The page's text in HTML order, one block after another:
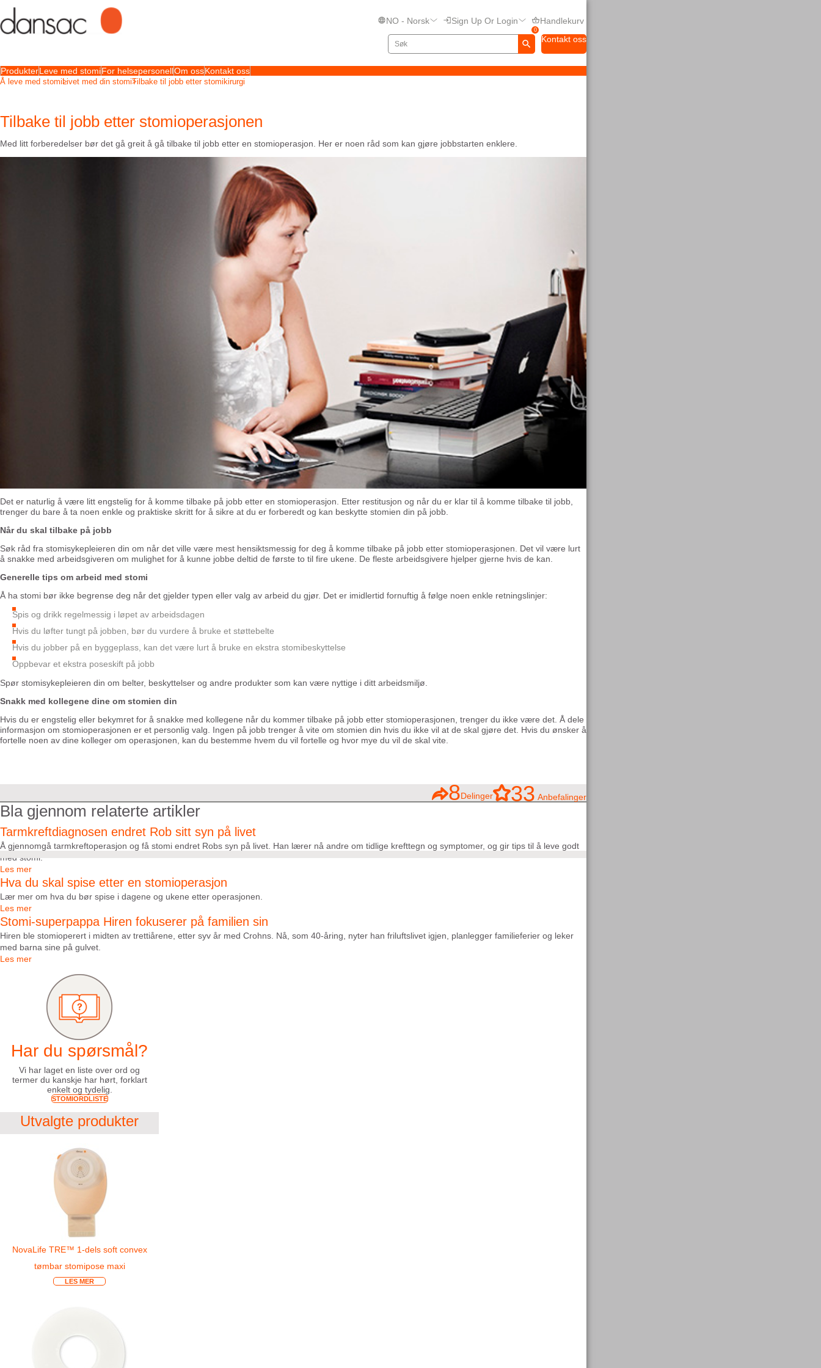
NO - Norsk Sign Up Or Login
0
Handlekurv
Kontakt oss
ProdukterLeve med stomiFor helsepersonellOm ossKontakt oss
Å leve med stomiLivet med din stomiTilbake til jobb etter stomikirurgi
Tilbake til jobb etter stomioperasjonen
Med litt forberedelser bør det gå greit å gå tilbake til jobb etter en stomioperasjon. Her er noen råd som kan gjøre jobbstarten enklere.
Det er naturlig å være litt engstelig for å komme tilbake på jobb etter en stomioperasjon. Etter restitusjon og når du er klar til å komme tilbake til jobb,
trenger du bare å ta noen enkle og praktiske skritt for å sikre at du er forberedt og kan beskytte stomien din på jobb.
Når du skal tilbake på jobb
Søk råd fra stomisykepleieren din om når det ville være mest hensiktsmessig for deg å komme tilbake på jobb etter stomioperasjonen. Det vil være lurt
å snakke med arbeidsgiveren om mulighet for å kunne jobbe deltid de første to til fire ukene. De fleste arbeidsgivere hjelper gjerne hvis de kan.
Generelle tips om arbeid med stomi
Å ha stomi bør ikke begrense deg når det gjelder typen eller valg av arbeid du gjør. Det er imidlertid fornuftig å følge noen enkle retningslinjer:
Spis og drikk regelmessig i løpet av arbeidsdagen
Hvis du løfter tungt på jobben, bør du vurdere å bruke et støttebelte
Hvis du jobber på en byggeplass, kan det være lurt å bruke en ekstra stomibeskyttelse
Oppbevar et ekstra poseskift på jobb
Spør stomisykepleieren din om belter, beskyttelser og andre produkter som kan være nyttige i ditt arbeidsmiljø.
Snakk med kollegene dine om stomien din
Hvis du er engstelig eller bekymret for å snakke med kollegene når du kommer tilbake på jobb etter stomioperasjonen, trenger du ikke være det. Å dele
informasjon om stomioperasjonen er et personlig valg. Ingen på jobb trenger å vite om stomien din hvis du ikke vil at de skal gjøre det. Hvis du ønsker å
fortelle noen av dine kolleger om operasjonen, kan du bestemme hvem du vil fortelle og hvor mye du vil de skal vite.
8Delinger 33 Anbefalinger
Bla gjennom relaterte artikler
Tarmkreftdiagnosen endret Rob sitt syn på livet​
Å gjennomgå tarmkreftoperasjon og få stomi endret Robs syn på livet. Han lærer nå andre om tidlige krefttegn og symptomer, og gir tips til å leve godt
med stomi.
Les mer
Hva du skal spise etter en stomioperasjon
Lær mer om hva du bør spise i dagene og ukene etter operasjonen.
Les mer
Stomi-superpappa Hiren fokuserer på familien sin
Hiren ble stomioperert i midten av trettiårene, etter syv år med Crohns. Nå, som 40-åring, nyter han friluftslivet igjen, planlegger familieferier og leker
med barna sine på gulvet.
Les mer
Har du spørsmål?
Vi har laget en liste over ord og
termer du kanskje har hørt, forklart
enkelt og tydelig.
STOMIORDLISTE
Utvalgte produkter
NovaLife TRE™ 1-dels soft convex
tømbar stomipose maxi
LES MER